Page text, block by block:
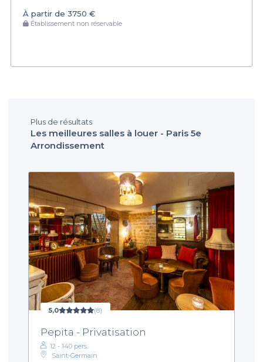
À partir de 3750 €
Établissement non réservable
Plus de résultats
Les meilleures salles à louer - Paris 5e
Arrondissement
5,0 (8)
Pepita - Privatisation
12 - 140 pers.
Saint-Germain